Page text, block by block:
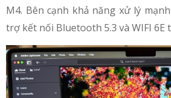
M4. Bên cạnh khả năng xử lý
trợ kết nối Bluetooth 5.3 và WIFI 6E